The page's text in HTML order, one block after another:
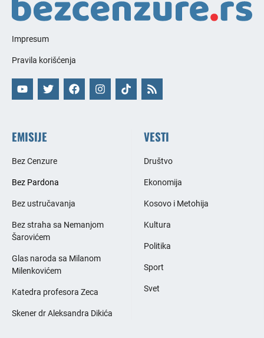
Impresum
Pravila korišćenja
EMISIJE
Bez Cenzure
Bez Pardona
Bez ustručavanja
Bez straha sa Nemanjom
Šarovićem
Glas naroda sa Milanom
Milenkovićem
Katedra profesora Zeca
Skener dr Aleksandra Dikića
VESTI
Društvo
Ekonomija
Kosovo i Metohija
Kultura
Politika
Sport
Svet